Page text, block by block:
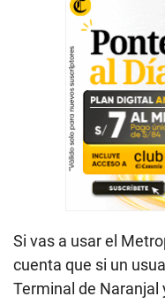
Si vas a usar el
cuenta que si un
Terminal de Naranjal